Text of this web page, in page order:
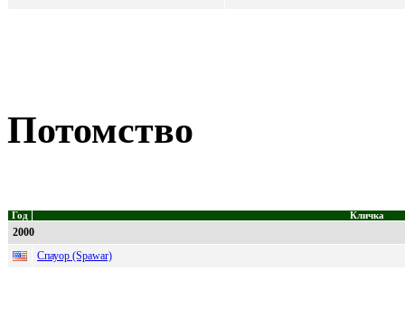
Потомство
Год Кличка
2000
Спауор (Spawar)